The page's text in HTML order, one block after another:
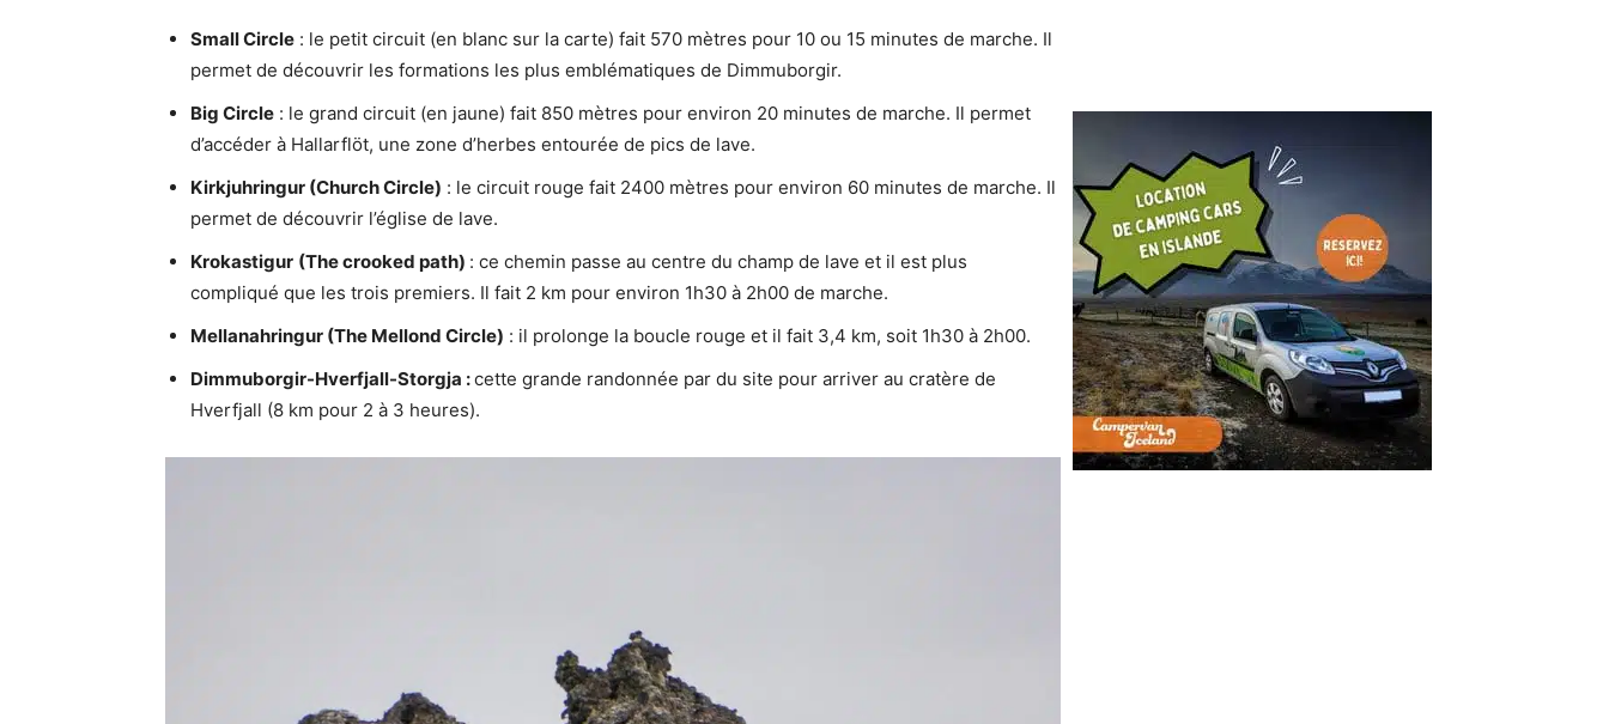
Small Circle : le petit circuit (en blanc sur la carte) fait 570 mètres pour 10 ou 15 minutes de marche. Il
permet de découvrir les formations les plus emblématiques de Dimmuborgir.
Big Circle : le grand circuit (en jaune) fait 850 mètres pour environ 20 minutes de marche. Il permet
d’accéder à Hallarflöt, une zone d’herbes entourée de pics de lave.
Kirkjuhringur (Church Circle) : le circuit rouge fait 2400 mètres pour environ 60 minutes de marche. Il
permet de découvrir l’église de lave.
Krokastigur (The crooked path) : ce chemin passe au centre du champ de lave et il est plus
compliqué que les trois premiers. Il fait 2 km pour environ 1h30 à 2h00 de marche.
Mellanahringur (The Mellond Circle) : il prolonge la boucle rouge et il fait 3,4 km, soit 1h30 à 2h00.
Dimmuborgir-Hverfjall-Storgja :cette grande randonnée par du site pour arriver au cratère de
Hverfjall (8 km pour 2 à 3 heures).